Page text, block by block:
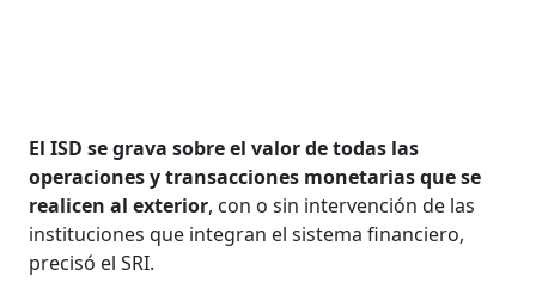
El ISD se grava sobre el valor de todas las
operaciones y transacciones monetarias que se
realicen al exterior, con o sin intervención de las
instituciones que integran el sistema financiero,
precisó el SRI.